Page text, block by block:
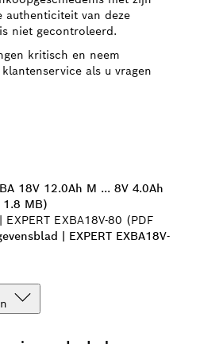
authenticiteit van deze
niet gecontroleerd.
kritisch en neem
als u vragen
18V 12.0Ah M ... 8V 4.0Ah
1.8 MB)
EXBA18V-80 (PDF
| EXPERT EXBA18V-